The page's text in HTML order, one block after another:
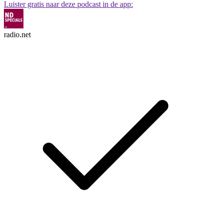
Luister gratis naar deze podcast in de app:
radio.net